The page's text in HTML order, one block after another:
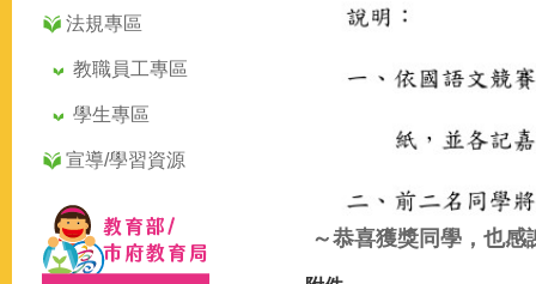
法規專區
教職員工專區
學生專區
宣導/學習資源
～恭喜獲獎同學，也